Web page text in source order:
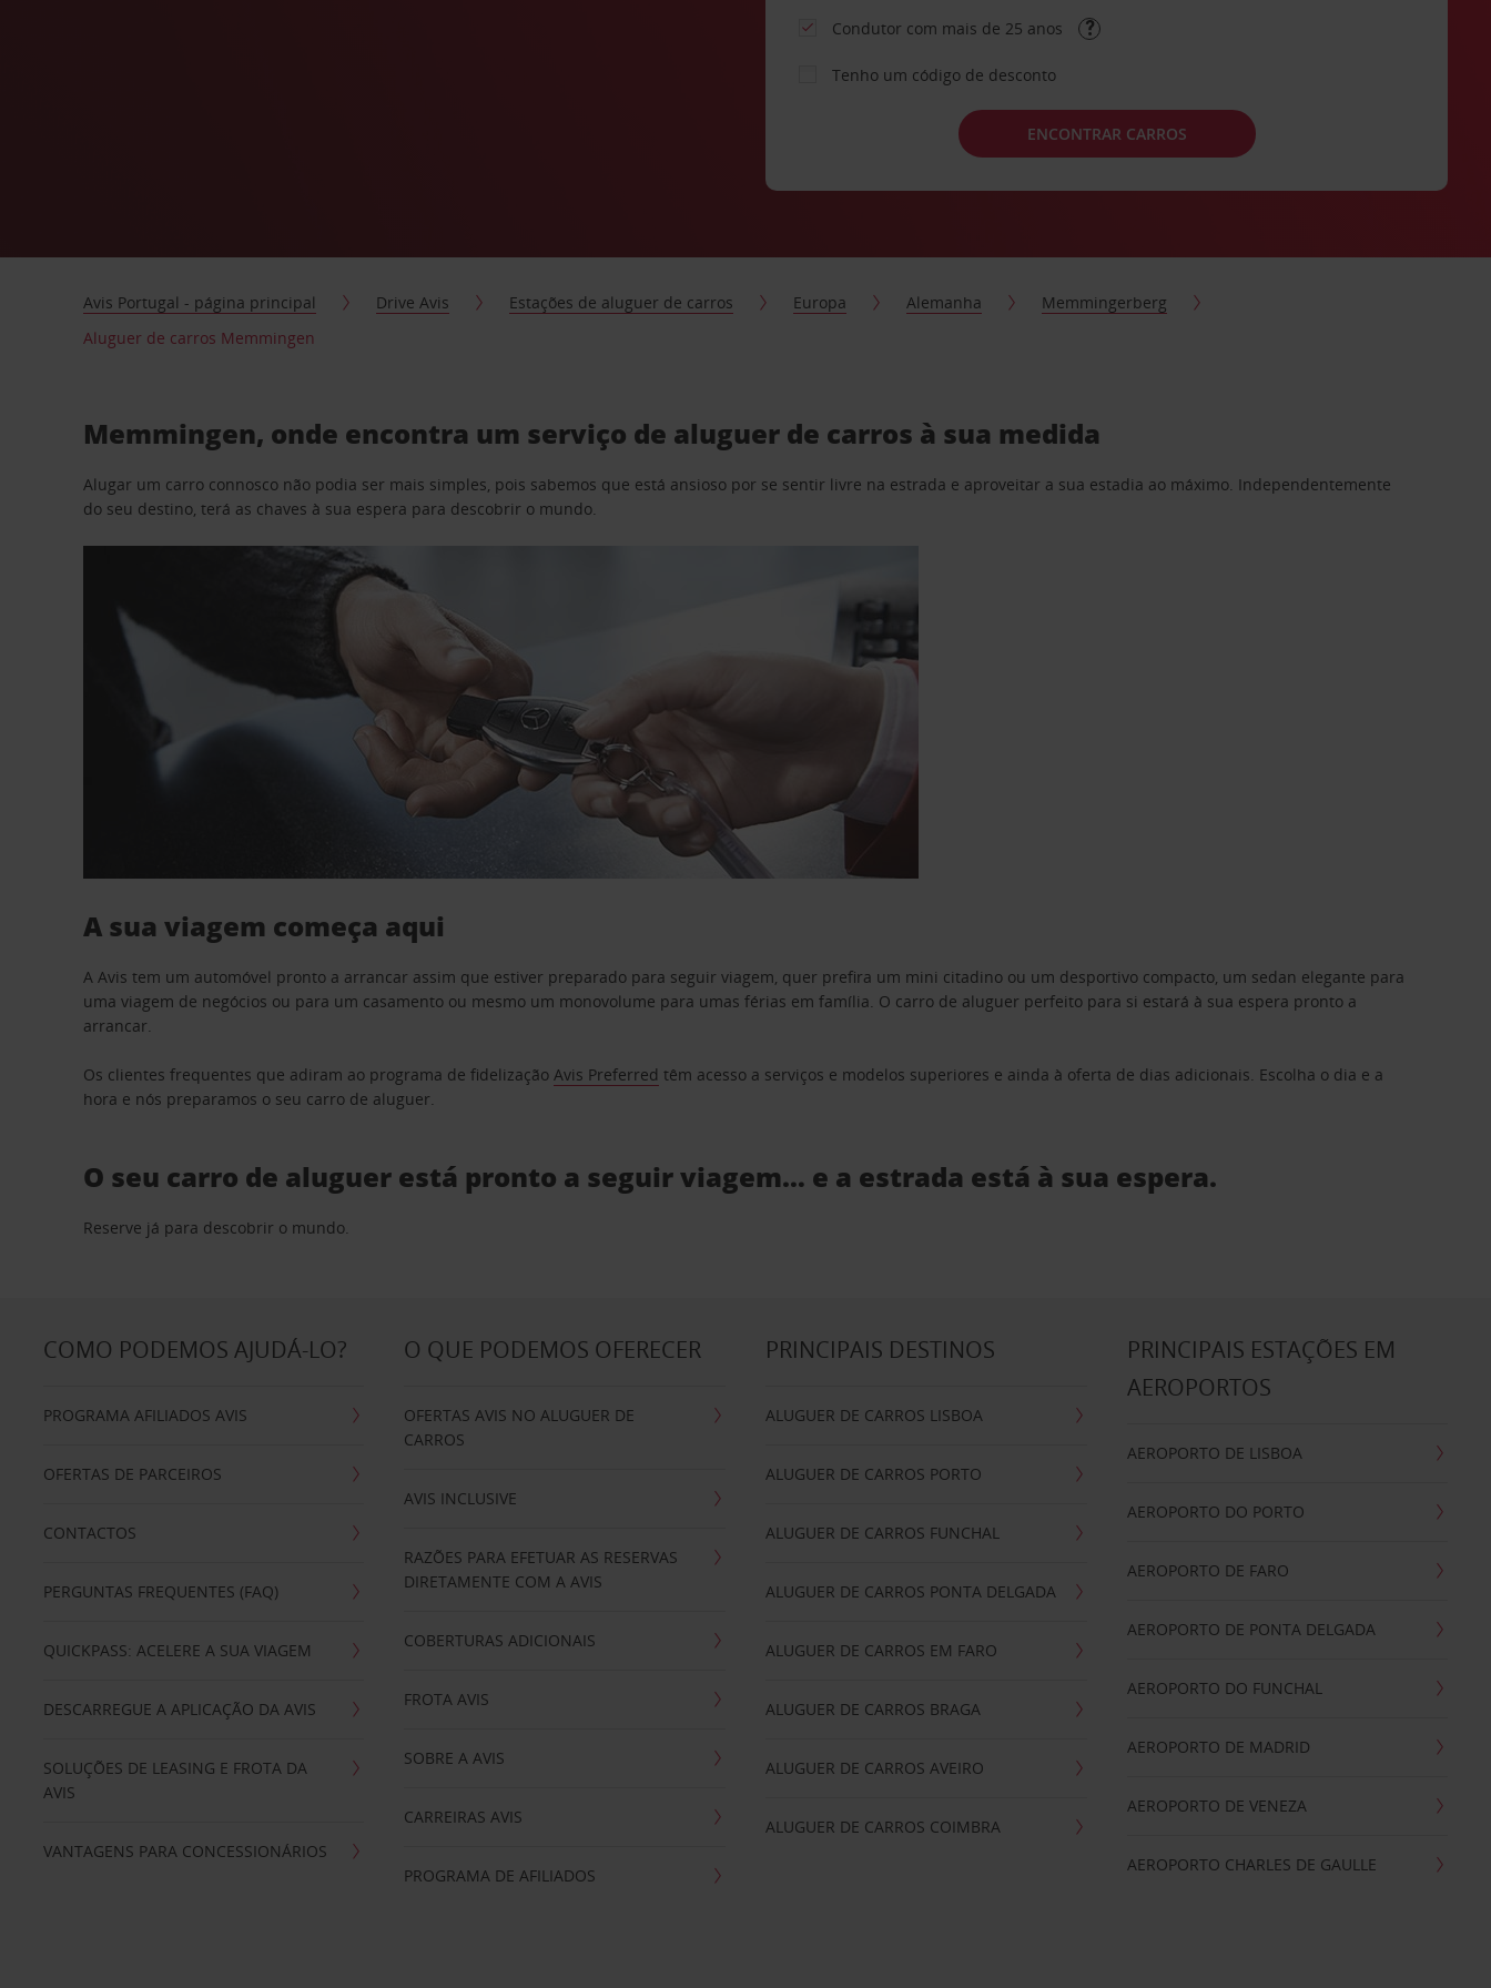
Condutor com mais de 25 anos
Tenho um código de desconto
ENCONTRAR CARROS
Avis Portugal - página principal Drive Avis Estações de aluguer de carros Europa Alemanha
Memmingerberg
Aluguer de carros Memmingen
Memmingen, onde encontra um serviço de aluguer de carros à sua medida
Alugar um carro connosco não podia ser mais simples, pois sabemos que está ansioso por se sentir livre na estrada e aproveitar a sua estadia ao máximo. Independentemente
do seu destino, terá as chaves à sua espera para descobrir o mundo.
A sua viagem começa aqui
A Avis tem um automóvel pronto a arrancar assim que estiver preparado para seguir viagem, quer prefira um mini citadino ou um desportivo compacto, um sedan elegante para
uma viagem de negócios ou para um casamento ou mesmo um monovolume para umas férias em família. O carro de aluguer perfeito para si estará à sua espera pronto a
arrancar.
Os clientes frequentes que adiram ao programa de fidelizaçãoAvis Preferred têm acesso a serviços e modelos superiores e ainda à oferta de dias adicionais. Escolha o dia e a
hora e nós preparamos o seu carro de aluguer.
O seu carro de aluguer está pronto a seguir viagem… e a estrada está à sua espera.
Reserve já para descobrir o mundo.
COMO PODEMOS AJUDÁ-LO?
PROGRAMA AFILIADOS AVIS
OFERTAS DE PARCEIROS
CONTACTOS
PERGUNTAS FREQUENTES (FAQ)
QUICKPASS: ACELERE A SUA VIAGEM
DESCARREGUE A APLICAÇÃO DA AVIS
SOLUÇÕES DE LEASING E FROTA DA
AVIS
VANTAGENS PARA CONCESSIONÁRIOS
O QUE PODEMOS OFERECER
OFERTAS AVIS NO ALUGUER DE
CARROS
AVIS INCLUSIVE
RAZÕES PARA EFETUAR AS RESERVAS
DIRETAMENTE COM A AVIS
COBERTURAS ADICIONAIS
FROTA AVIS
SOBRE A AVIS
CARREIRAS AVIS
PROGRAMA DE AFILIADOS
PRINCIPAIS DESTINOS
ALUGUER DE CARROS LISBOA
ALUGUER DE CARROS PORTO
ALUGUER DE CARROS FUNCHAL
ALUGUER DE CARROS PONTA DELGADA
ALUGUER DE CARROS EM FARO
ALUGUER DE CARROS BRAGA
ALUGUER DE CARROS AVEIRO
ALUGUER DE CARROS COIMBRA
PRINCIPAIS ESTAÇÕES EM
AEROPORTOS
AEROPORTO DE LISBOA
AEROPORTO DO PORTO
AEROPORTO DE FARO
AEROPORTO DE PONTA DELGADA
AEROPORTO DO FUNCHAL
AEROPORTO DE MADRID
AEROPORTO DE VENEZA
AEROPORTO CHARLES DE GAULLE